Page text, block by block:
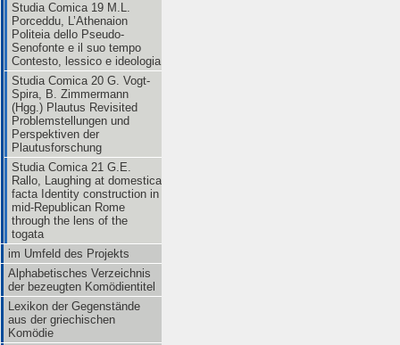
Studia Comica 19 M.L.
Porceddu, L’Athenaion
Politeia dello Pseudo-
Senofonte e il suo tempo
Contesto, lessico e ideologia
Studia Comica 20 G. Vogt-
Spira, B. Zimmermann
(Hgg.) Plautus Revisited
Problemstellungen und
Perspektiven der
Plautusforschung
Studia Comica 21 G.E.
Rallo, Laughing at domestica
facta Identity construction in
mid-Republican Rome
through the lens of the
togata
im Umfeld des Projekts
Alphabetisches Verzeichnis
der bezeugten Komödientitel
Lexikon der Gegenstände
aus der griechischen
Komödie